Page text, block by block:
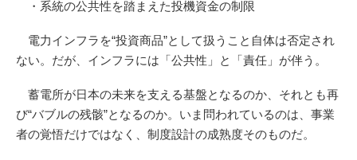
・系統の公共性を踏まえた投機資金の制限
電力インフラを“投資商品”として扱うこと自体は否定され
ない。だが、インフラには「公共性」と「責任」が伴う。
蓄電所が日本の未来を支える基盤となるのか、それとも再
び“バブルの残骸”となるのか。いま問われているのは、事業
者の覚悟だけではなく、制度設計の成熟度そのものだ。